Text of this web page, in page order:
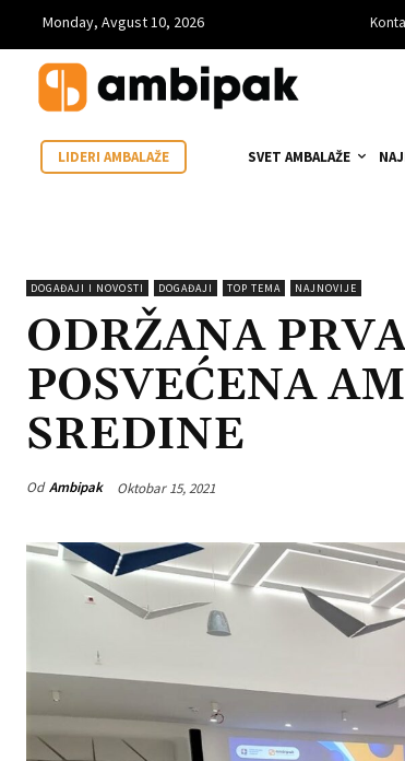
Monday, Avgust 10, 2026
LIDERI AMBALAŽE SVET AMBALAŽE
DOGAĐAJI I NOVOSTI DOGAĐAJI TOP TEMA NAJNOVIJE
ODRŽANA
POSVEĆENA
SREDINE
Od Ambipak Oktobar 15, 2021